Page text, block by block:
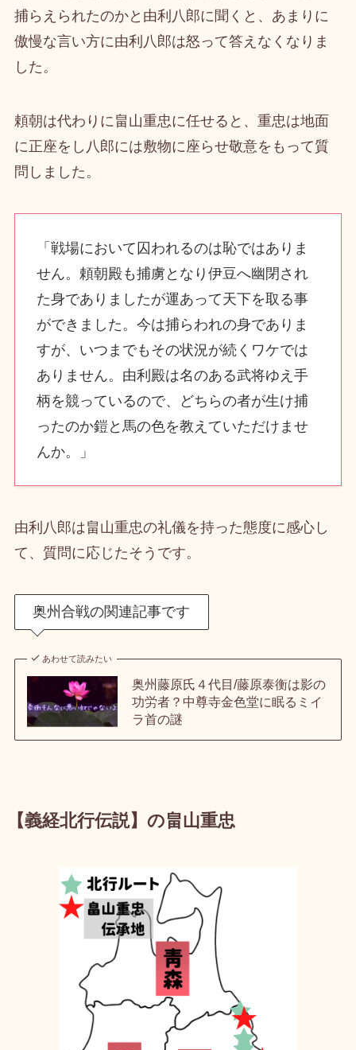
捕らえられたのかと由利八郎に聞くと、あまりに
傲慢な言い方に由利八郎は怒って答えなくなりま
した。
頼朝は代わりに畠山重忠に任せると、重忠は地面
に正座をし八郎には敷物に座らせ敬意をもって質
問しました。
「戦場において囚われるのは恥ではありま
せん。頼朝殿も捕虜となり伊豆へ幽閉され
た身でありましたが運あって天下を取る事
ができました。今は捕らわれの身でありま
すが、いつまでもその状況が続くワケでは
ありません。由利殿は名のある武将ゆえ手
柄を競っているので、どちらの者が生け捕
ったのか鎧と馬の色を教えていただけませ
んか。」
由利八郎は畠山重忠の礼儀を持った態度に感心し
て、質問に応じたそうです。
奥州合戦の関連記事です
あわせて読みたい
奥州藤原氏４代目/藤原泰衡は影の
功労者？中尊寺金色堂に眠るミイ
ラ首の謎
【義経北行伝説】の畠山重忠